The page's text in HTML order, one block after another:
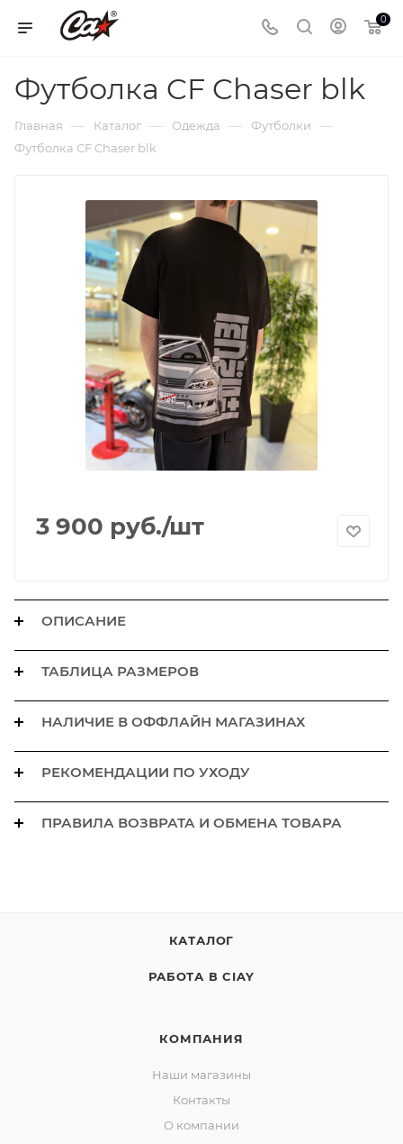
0
Футболка CF Chaser blk
Главная — Каталог — Одежда — Футболки —
Футболка CF Chaser blk
3 900 руб./шт
ОПИСАНИЕ
ТАБЛИЦА РАЗМЕРОВ
НАЛИЧИЕ В ОФФЛАЙН МАГАЗИНАХ
РЕКОМЕНДАЦИИ ПО УХОДУ
ПРАВИЛА ВОЗВРАТА И ОБМЕНА ТОВАРА
КАТАЛОГ
РАБОТА В CIAY
КОМПАНИЯ
Наши магазины
Контакты
О компании